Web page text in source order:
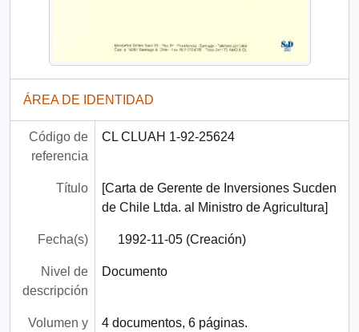
ÁREA DE IDENTIDAD
Código de
referencia
CL CLUAH 1-92-25624
Título
[Carta de Gerente de Inversiones Sucden
de Chile Ltda. al Ministro de Agricultura]
Fecha(s) 1992-11-05 (Creación)
Nivel de
descripción
Documento
Volumen y
4 documentos, 6 páginas.